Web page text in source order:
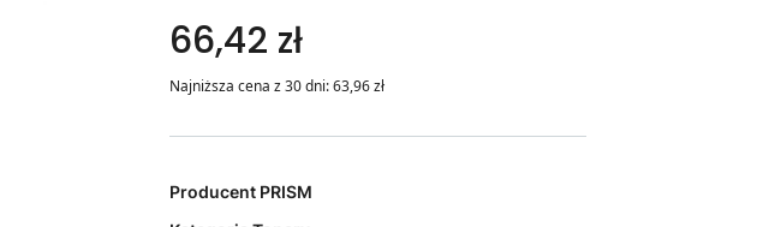
66,42 zł
Najniższa cena z 30 dni:63,96zł
Producent PRISM